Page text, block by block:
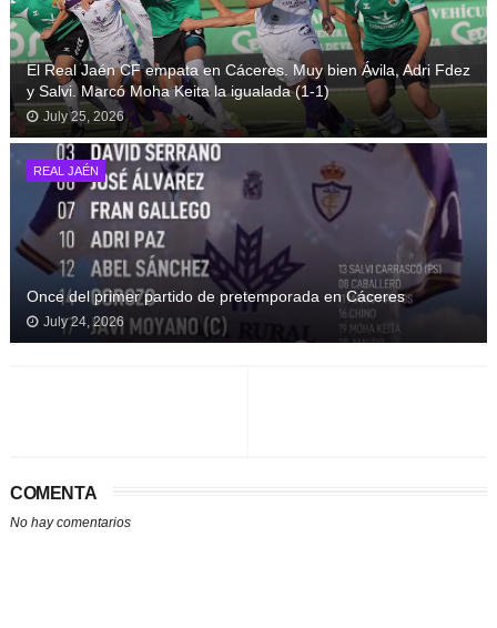
El Real Jaén CF empata en Cáceres. Muy bien Ávila, Adri Fdez
y Salvi. Marcó Moha Keita la igualada (1-1)
July 25, 2026
REAL JAÉN
Once del primer partido de pretemporada en Cáceres
July 24, 2026
COMENTA
No hay comentarios